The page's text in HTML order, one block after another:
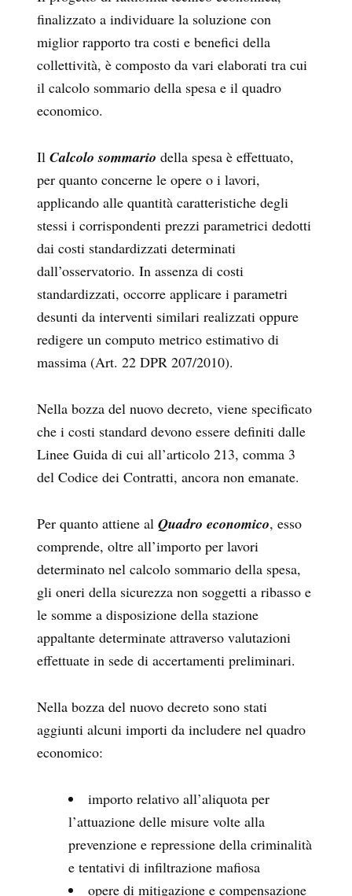
finalizzato a individuare la soluzione con
miglior rapporto tra costi e benefici della
collettività, è composto da vari elaborati tra cui
il calcolo sommario della spesa e il quadro
economico.
Il Calcolo sommario della spesa è effettuato,
per quanto concerne le opere o i lavori,
applicando alle quantità caratteristiche degli
stessi i corrispondenti prezzi parametrici dedotti
dai costi standardizzati determinati
dall’osservatorio. In assenza di costi
standardizzati, occorre applicare i parametri
desunti da interventi similari realizzati oppure
redigere un computo metrico estimativo di
massima (Art. 22 DPR 207/2010).
Nella bozza del nuovo decreto, viene specificato
che i costi standard devono essere definiti dalle
Linee Guida di cui all’articolo 213, comma 3
del Codice dei Contratti, ancora non emanate.
Per quanto attiene al Quadro economico, esso
comprende, oltre all’importo per lavori
determinato nel calcolo sommario della spesa,
gli oneri della sicurezza non soggetti a ribasso e
le somme a disposizione della stazione
appaltante determinate attraverso valutazioni
effettuate in sede di accertamenti preliminari.
Nella bozza del nuovo decreto sono stati
aggiunti alcuni importi da includere nel quadro
economico:
importo relativo all’aliquota per
l’attuazione delle misure volte alla
prevenzione e repressione della criminalità
e tentativi di infiltrazione mafiosa
opere di mitigazione e compensazione